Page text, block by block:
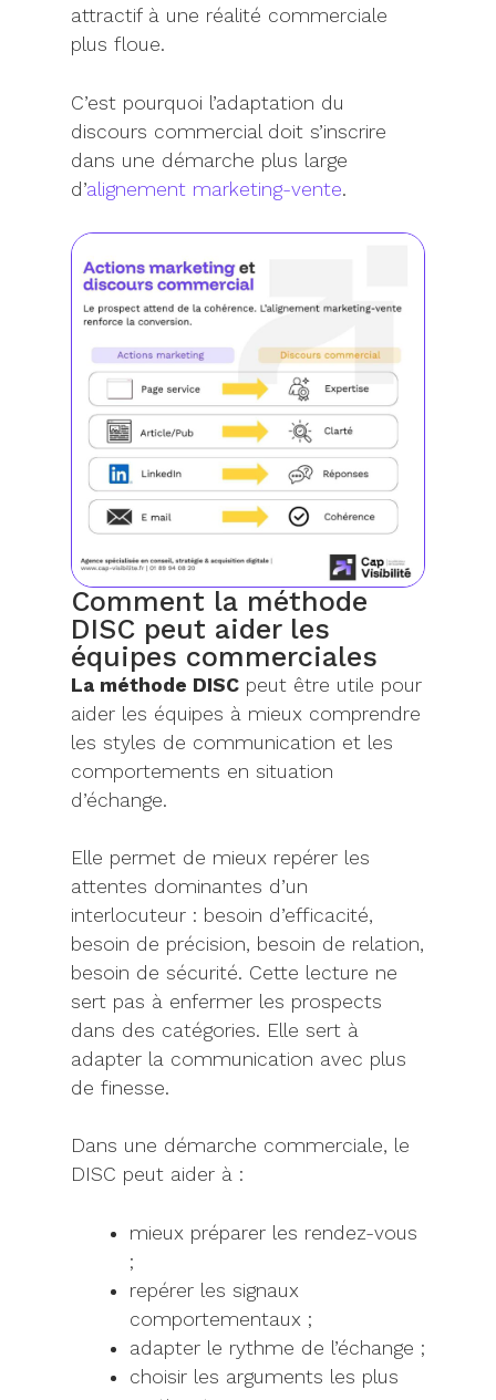
attractif à une réalité commerciale
plus floue.
C’est pourquoi l’adaptation du
discours commercial doit s’inscrire
dans une démarche plus large
d’alignement marketing-vente.
Comment la méthode
DISC peut aider les
équipes commerciales
La méthode DISCpeut être utile pour
aider les équipes à mieux comprendre
les styles de communication et les
comportements en situation
d’échange.
Elle permet de mieux repérer les
attentes dominantes d’un
interlocuteur : besoin d’efficacité,
besoin de précision, besoin de relation,
besoin de sécurité. Cette lecture ne
sert pas à enfermer les prospects
dans des catégories. Elle sert à
adapter la communication avec plus
de finesse.
Dans une démarche commerciale, le
DISC peut aider à :
mieux préparer les rendez-vous
;
repérer les signaux
comportementaux ;
adapter le rythme de l’échange ;
choisir les arguments les plus